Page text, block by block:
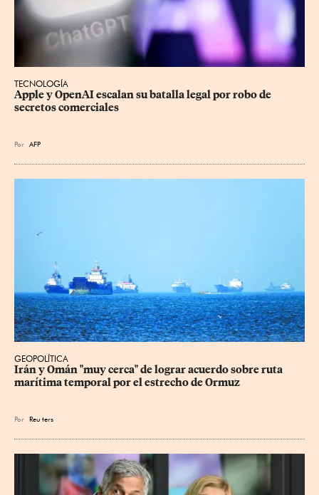
TECNOLOGÍA
Apple y OpenAI escalan su batalla legal por robo de
secretos comerciales
Por AFP
GEOPOLÍTICA
Irán y Omán "muy cerca" de lograr acuerdo sobre ruta
marítima temporal por el estrecho de Ormuz
Por Reu ters